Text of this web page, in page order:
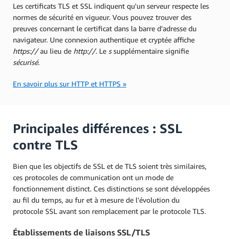
Les certificats TLS et SSL indiquent qu'un serveur respecte les
normes de sécurité en vigueur. Vous pouvez trouver des
preuves concernant le certificat dans la barre d'adresse du
navigateur. Une connexion authentique et cryptée affiche
https://au lieu de http://. Le ssupplémentaire signifie
sécurisé.
En savoir plus sur HTTP et HTTPS »
Principales différences : SSL
contre TLS
Bien que les objectifs de SSL et de TLS soient très similaires,
ces protocoles de communication ont un mode de
fonctionnement distinct. Ces distinctions se sont développées
au fil du temps, au fur et à mesure de l'évolution du
protocole SSL avant son remplacement par le protocole TLS.
Établissements de liaisons SSL/TLS